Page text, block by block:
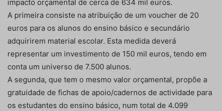
impacto orçamental de cerca de 634 mil euros.
A primeira consiste na atribuição de um voucher de 20
euros para os alunos do ensino básico e secundário
adquirirem material escolar. Esta medida deverá
representar um investimento de 150 mil euros, tendo em
conta um universo de 7.500 alunos.
A segunda, que tem o mesmo valor orçamental, propõe a
gratuidade de fichas de apoio/cadernos de actividade para
os estudantes do ensino básico, num total de 4.099